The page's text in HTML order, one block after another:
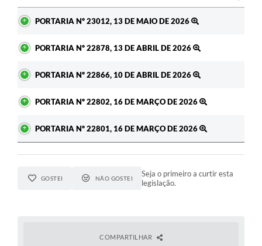
PORTARIA Nº 23012, 13 DE MAIO DE 2026
PORTARIA Nº 22878, 13 DE ABRIL DE 2026
PORTARIA Nº 22866, 10 DE ABRIL DE 2026
PORTARIA Nº 22802, 16 DE MARÇO DE 2026
PORTARIA Nº 22801, 16 DE MARÇO DE 2026
GOSTEI NÃO GOSTEI
Seja o primeiro a curtir esta
legislação.
COMPARTILHAR